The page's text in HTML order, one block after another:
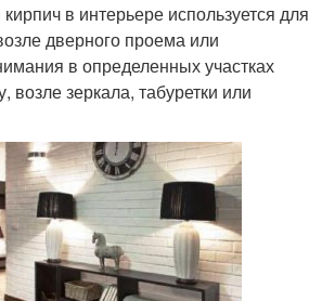
в интерьере используется для
дверного проема или
в определенных участках
возле зеркала, табуретки или